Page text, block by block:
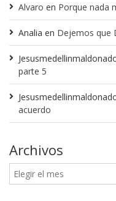
Alvaro en Porque nada
Analia en Dejemos que
parte 5
acuerdo
Archivos